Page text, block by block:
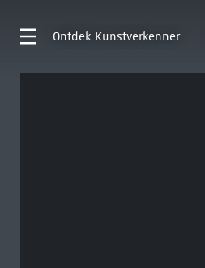
Ontdek Kunstverkenner